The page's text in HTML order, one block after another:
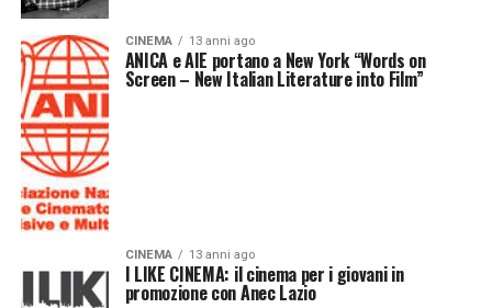
CINEMA 13 anni ago
ANICA e AIE portano a New York “Words on
Screen – New Italian Literature into Film”
CINEMA 13 anni ago
I LIKE CINEMA: il cinema per i giovani in
promozione con Anec Lazio